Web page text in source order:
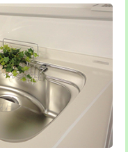
3,300円
5,500円
5,500円
11,000円
+3,300円
33,000円
8,800円
11,000円
22,000円